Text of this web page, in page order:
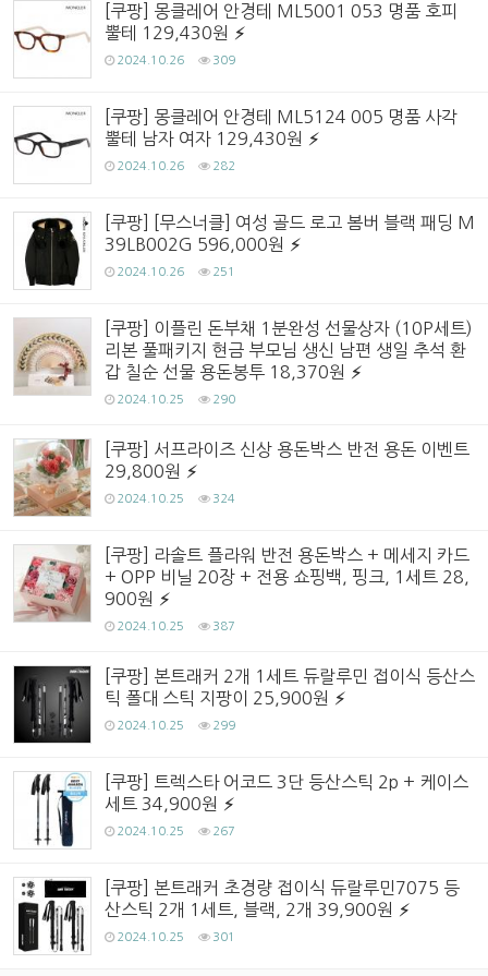
[쿠팡] 몽클레어 안경테 ML5001 053 명품 호피
뿔테 129,430원
2024.10.26 309
[쿠팡] 몽클레어 안경테 ML5124 005 명품 사각
뿔테 남자 여자 129,430원
2024.10.26 282
[쿠팡] [무스너클] 여성 골드 로고 봄버 블랙 패딩 M
39LB002G 596,000원
2024.10.26 251
[쿠팡] 이플린 돈부채 1분완성 선물상자 (10P세트)
리본 풀패키지 현금 부모님 생신 남편 생일 추석 환
갑 칠순 선물 용돈봉투 18,370원
2024.10.25 290
[쿠팡] 서프라이즈 신상 용돈박스 반전 용돈 이벤트
29,800원
2024.10.25 324
[쿠팡] 라솔트 플라워 반전 용돈박스 + 메세지 카드
+ OPP 비닐 20장 + 전용 쇼핑백, 핑크, 1세트 28,
900원
2024.10.25 387
[쿠팡] 본트래커 2개 1세트 듀랄루민 접이식 등산스
틱 폴대 스틱 지팡이 25,900원
2024.10.25 299
[쿠팡] 트렉스타 어코드 3단 등산스틱 2p + 케이스
세트 34,900원
2024.10.25 267
[쿠팡] 본트래커 초경량 접이식 듀랄루민7075 등
산스틱 2개 1세트, 블랙, 2개 39,900원
2024.10.25 301